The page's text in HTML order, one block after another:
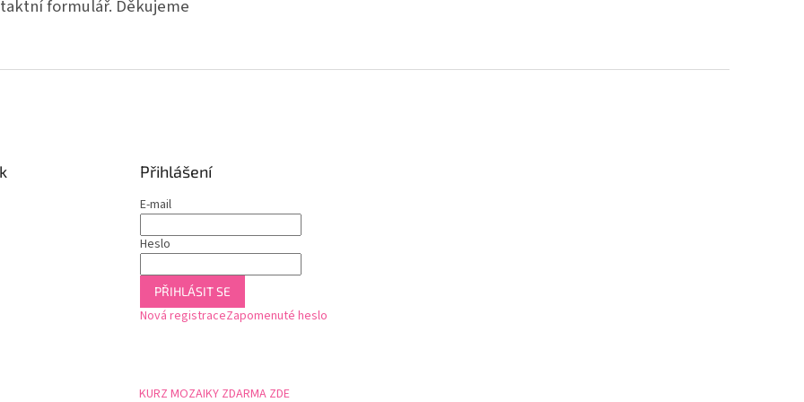
formulář. Děkujeme
Přihlášení
E-mail
Heslo
PŘIHLÁSIT SE
Nová registraceZapomenuté heslo
KURZ MOZAIKY ZDARMA ZDE